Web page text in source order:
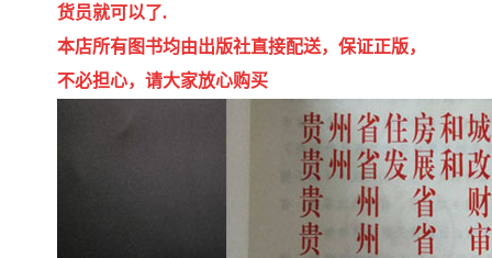
货员就可以了.
本店所有图书均由出版社直接配送，保证正版，
不必担心，请大家放心购买